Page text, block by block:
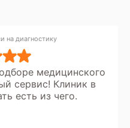
на диагностику
медицинского
сервис! Клиник в
есть из чего.